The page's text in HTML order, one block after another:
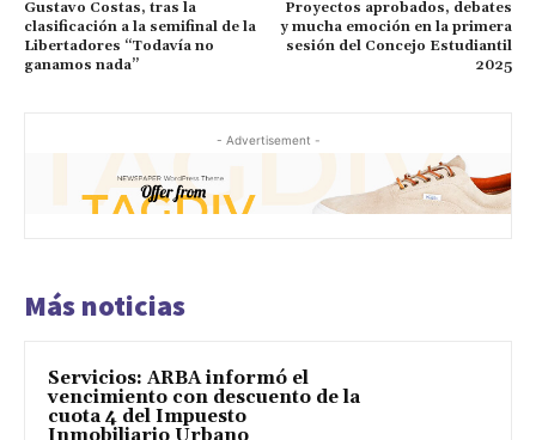
Gustavo Costas, tras la
clasificación a la semifinal de la
Libertadores “Todavía no
ganamos nada”
Proyectos aprobados, debates
y mucha emoción en la primera
sesión del Concejo Estudiantil
2025
- Advertisement -
Más noticias
Servicios: ARBA informó el
vencimiento con descuento de la
cuota 4 del Impuesto
Inmobiliario Urbano